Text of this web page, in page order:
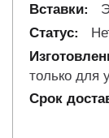
только для